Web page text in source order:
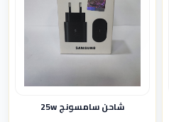
شاحن سامسونج 25w